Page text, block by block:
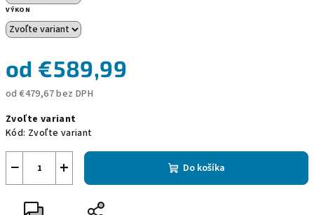
VÝKON
od €589,99
od€479,67bez DPH
cena:
Zvoľte variant
Kód: Zvoľte variant
+
− Do košíka